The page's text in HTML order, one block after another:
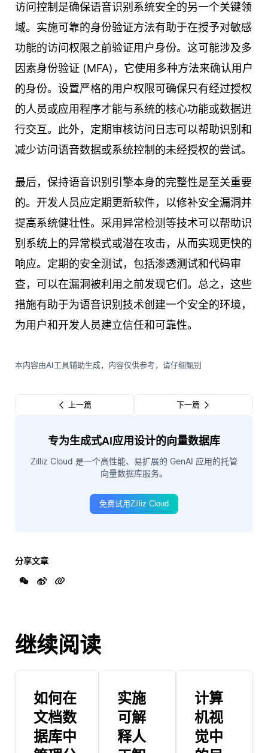
访问控制是确保语音识别系统安全的另一个关键领
域。实施可靠的身份验证方法有助于在授予对敏感
功能的访问权限之前验证用户身份。这可能涉及多
因素身份验证 (MFA)，它使用多种方法来确认用户
的身份。设置严格的用户权限可确保只有经过授权
的人员或应用程序才能与系统的核心功能或数据进
行交互。此外，定期审核访问日志可以帮助识别和
减少访问语音数据或系统控制的未经授权的尝试。
最后，保持语音识别引擎本身的完整性是至关重要
的。开发人员应定期更新软件，以修补安全漏洞并
提高系统健壮性。采用异常检测等技术可以帮助识
别系统上的异常模式或潜在攻击，从而实现更快的
响应。定期的安全测试，包括渗透测试和代码审
查，可以在漏洞被利用之前发现它们。总之，这些
措施有助于为语音识别技术创建一个安全的环境，
为用户和开发人员建立信任和可靠性。
本内容由AI工具辅助生成，内容仅供参考，请仔细甄别
上一篇 下一篇
专为生成式AI应用设计的向量数据库
Zilliz Cloud 是一个高性能、易扩展的 GenAI 应用的托管
向量数据库服务。
免费试用Zilliz Cloud
分享文章
继续阅读
如何在
文档数
据库中
实施
可解
释人
计算
机视
觉中